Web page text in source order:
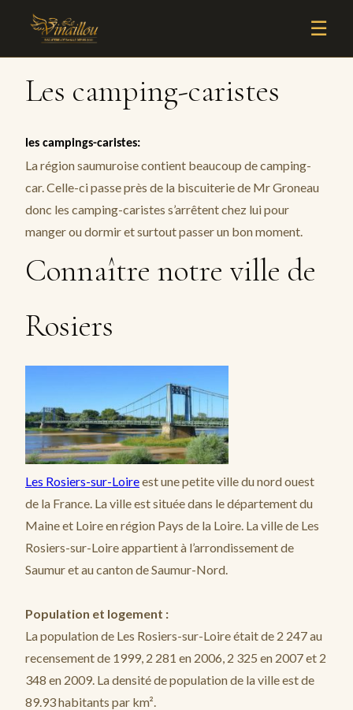
☰
Les camping-caristes
les campings-caristes:
La région saumuroise contient beaucoup de camping-
car. Celle-ci passe près de la biscuiterie de Mr Groneau
donc les camping-caristes s’arrêtent chez lui pour
manger ou dormir et surtout passer un bon moment.
Connaître notre ville de
Rosiers
Les Rosiers-sur-Loireest une petite ville du nord ouest
de la France. La ville est située dans le département du
Maine et Loire en région Pays de la Loire. La ville de Les
Rosiers-sur-Loire appartient à l’arrondissement de
Saumur et au canton de Saumur-Nord.
Population et logement :
La population de Les Rosiers-sur-Loire était de 2 247 au
recensement de 1999, 2 281 en 2006, 2 325 en 2007 et 2
348 en 2009. La densité de population de la ville est de
89.93 habitants par km².